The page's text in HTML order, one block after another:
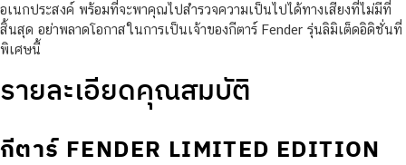
อเนกประสงค์ พร้อมที่จะพาคุณไปสำรวจความเป็นไปได้ทางเสียงที่ไม่มีที่
สิ้นสุด อย่าพลาดโอกาสในการเป็นเจ้าของกีตาร์ Fender รุ่นลิมิเต็ดอิดิชั่นที่
พิเศษนี้
รายละเอียดคุณสมบัติ
กีตาร์ FENDER LIMITED EDITION